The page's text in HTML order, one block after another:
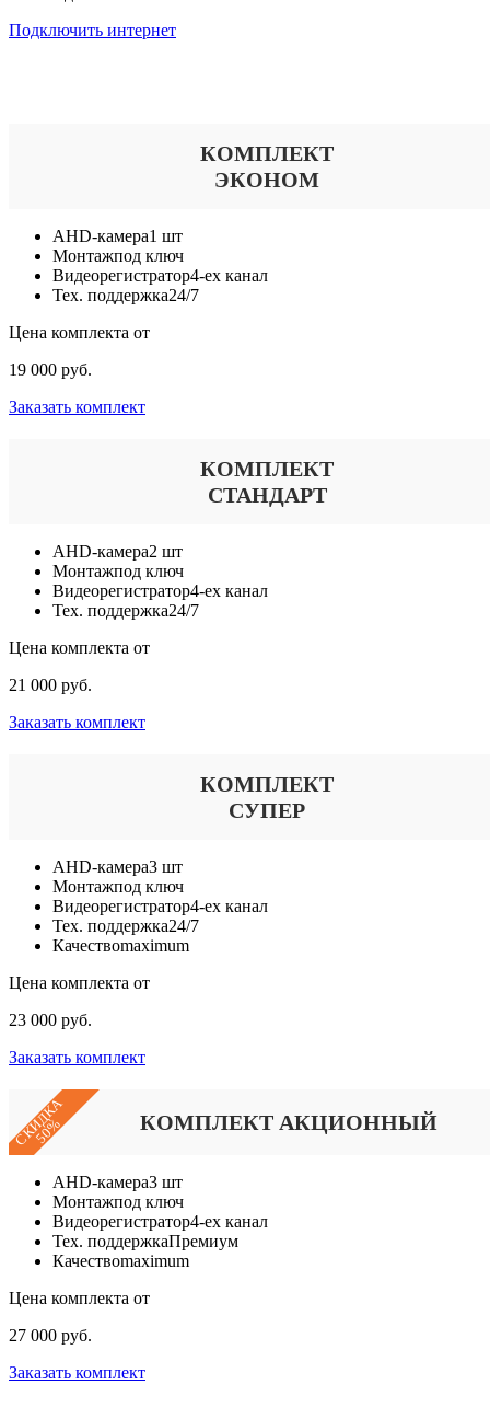
Подключить интернет
КОМПЛЕКТ
ЭКОНОМ
AHD-камера1 шт
Монтажпод ключ
Видеорегистратор4-ех канал
Тех. поддержка24/7
Цена комплекта от
19 000 руб.
Заказать комплект
КОМПЛЕКТ
СТАНДАРТ
AHD-камера2 шт
Монтажпод ключ
Видеорегистратор4-ех канал
Тех. поддержка24/7
Цена комплекта от
21 000 руб.
Заказать комплект
КОМПЛЕКТ
СУПЕР
AHD-камера3 шт
Монтажпод ключ
Видеорегистратор4-ех канал
Тех. поддержка24/7
Качествоmaximum
Цена комплекта от
23 000 руб.
Заказать комплект
СКИДКА
50% КОМПЛЕКТ АКЦИОННЫЙ
AHD-камера3 шт
Монтажпод ключ
Видеорегистратор4-ех канал
Тех. поддержкаПремиум
Качествоmaximum
Цена комплекта от
27 000 руб.
Заказать комплект